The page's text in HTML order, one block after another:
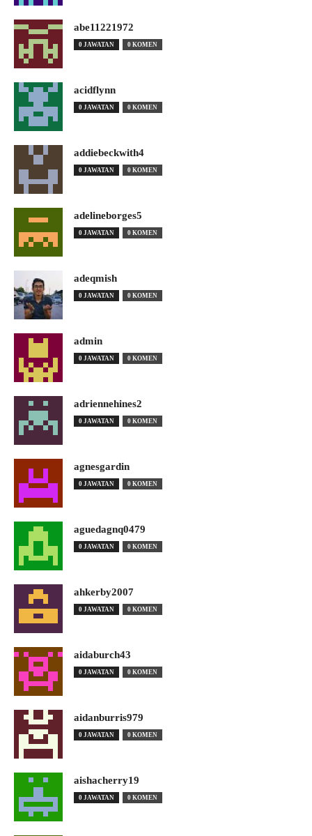
abe11221972
0 JAWATAN 0 KOMEN
acidflynn
0 JAWATAN 0 KOMEN
addiebeckwith4
0 JAWATAN 0 KOMEN
adelineborges5
0 JAWATAN 0 KOMEN
adeqmish
0 JAWATAN 0 KOMEN
admin
0 JAWATAN 0 KOMEN
adriennehines2
0 JAWATAN 0 KOMEN
agnesgardin
0 JAWATAN 0 KOMEN
aguedagnq0479
0 JAWATAN 0 KOMEN
ahkerby2007
0 JAWATAN 0 KOMEN
aidaburch43
0 JAWATAN 0 KOMEN
aidanburris979
0 JAWATAN 0 KOMEN
aishacherry19
0 JAWATAN 0 KOMEN